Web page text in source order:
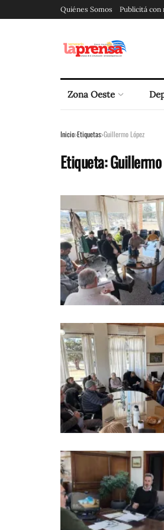
Quiénes Somos Publicitá con
Zona Oeste
Inicio Etiquetas Guillermo López
Etiqueta: